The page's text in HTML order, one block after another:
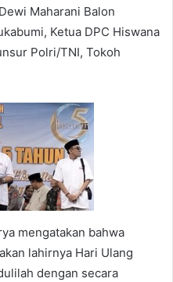
Maharani Balon
Ketua DPC Hiswana
Polri/TNI, Tokoh
mengatakan bahwa
lahirnya Hari Ulang
dengan secara